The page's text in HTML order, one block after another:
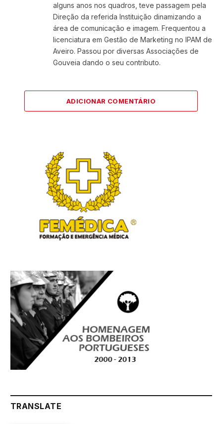
alguns anos nos quadros, teve passagem pela
Direção da referida Instituição dinamizando a
área de comunicação e imagem. Frequentou a
licenciatura em Gestão de Marketing no IPAM de
Aveiro. Passou por diversas Associações de
Gouveia dando o seu contributo.
ADICIONAR COMENTÁRIO
TRANSLATE